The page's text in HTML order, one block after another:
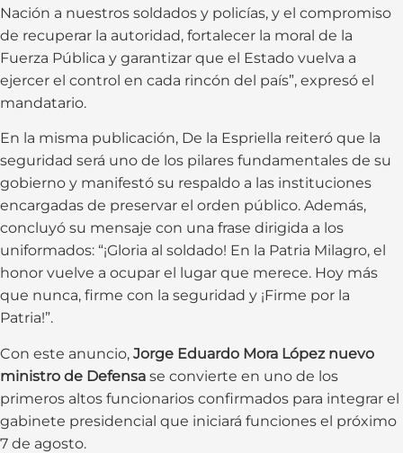
Nación a nuestros soldados y policías, y el compromiso
de recuperar la autoridad, fortalecer la moral de la
Fuerza Pública y garantizar que el Estado vuelva a
ejercer el control en cada rincón del país”, expresó el
mandatario.
En la misma publicación, De la Espriella reiteró que la
seguridad será uno de los pilares fundamentales de su
gobierno y manifestó su respaldo a las instituciones
encargadas de preservar el orden público. Además,
concluyó su mensaje con una frase dirigida a los
uniformados: “¡Gloria al soldado! En la Patria Milagro, el
honor vuelve a ocupar el lugar que merece. Hoy más
que nunca, firme con la seguridad y ¡Firme por la
Patria!”.
Con este anuncio, Jorge Eduardo Mora López nuevo
ministro de Defensa se convierte en uno de los
primeros altos funcionarios confirmados para integrar el
gabinete presidencial que iniciará funciones el próximo
7 de agosto.